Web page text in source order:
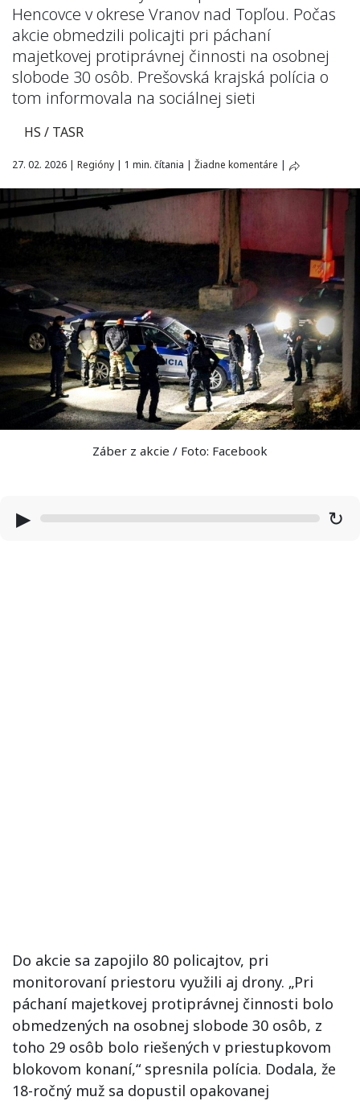
Hencovce v okrese Vranov nad Topľou. Počas
akcie obmedzili policajti pri páchaní
majetkovej protiprávnej činnosti na osobnej
slobode 30 osôb. Prešovská krajská polícia o
tom informovala na sociálnej sieti
HS / TASR
27. 02. 2026 | Regióny | 1 min. čítania | Žiadne komentáre |
Záber z akcie / Foto: Facebook
▶ ↻
Do akcie sa zapojilo 80 policajtov, pri
monitorovaní priestoru využili aj drony. „Pri
páchaní majetkovej protiprávnej činnosti bolo
obmedzených na osobnej slobode 30 osôb, z
toho 29 osôb bolo riešených v priestupkovom
blokovom konaní,“ spresnila polícia. Dodala, že
18-ročný muž sa dopustil opakovanej